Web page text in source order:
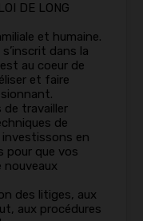
DE LONG
et humaine.
dans la
au coeur de
et faire
de travailler
de
en
pour que vos
des litiges, aux
aux procédures